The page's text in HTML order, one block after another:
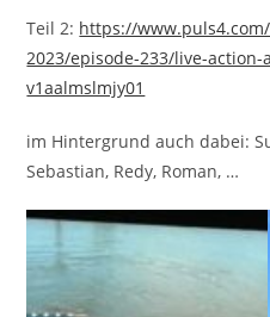
Teil 2: https://
2023/episode-233/live-
v1aalmslmjy01
im Hintergrund auch dabei:
Sebastian, Redy, Roman, …